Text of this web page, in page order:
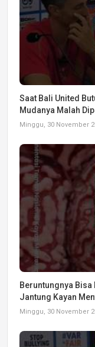
Saat Bali United
Mudanya Malah
Minggu, 30 November
Beruntungnya
Jantung Kayan
Minggu, 30 November